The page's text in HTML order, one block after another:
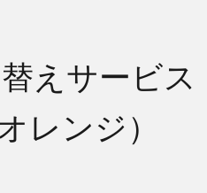
えサービス
レンジ）